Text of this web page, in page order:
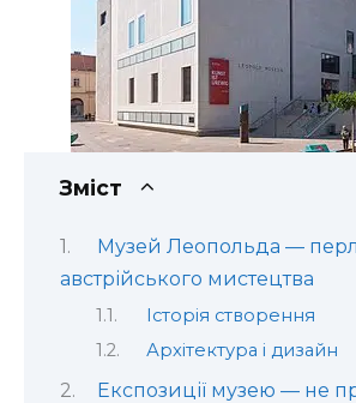
Зміст
Музей Леопольда —
австрійського мистецтва
Історія створення
Архітектура і дизайн
Експозиції музею — не